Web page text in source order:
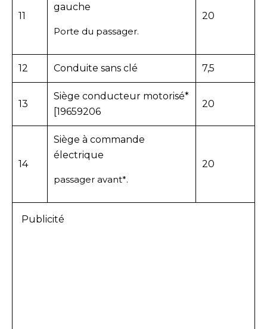
11
gauche
Porte du passager.
20
12 Conduite sans clé 7,5
13
Siège conducteur motorisé*
[19659206
20
14
Siège à commande
électrique
passager avant*.
20
Publicité